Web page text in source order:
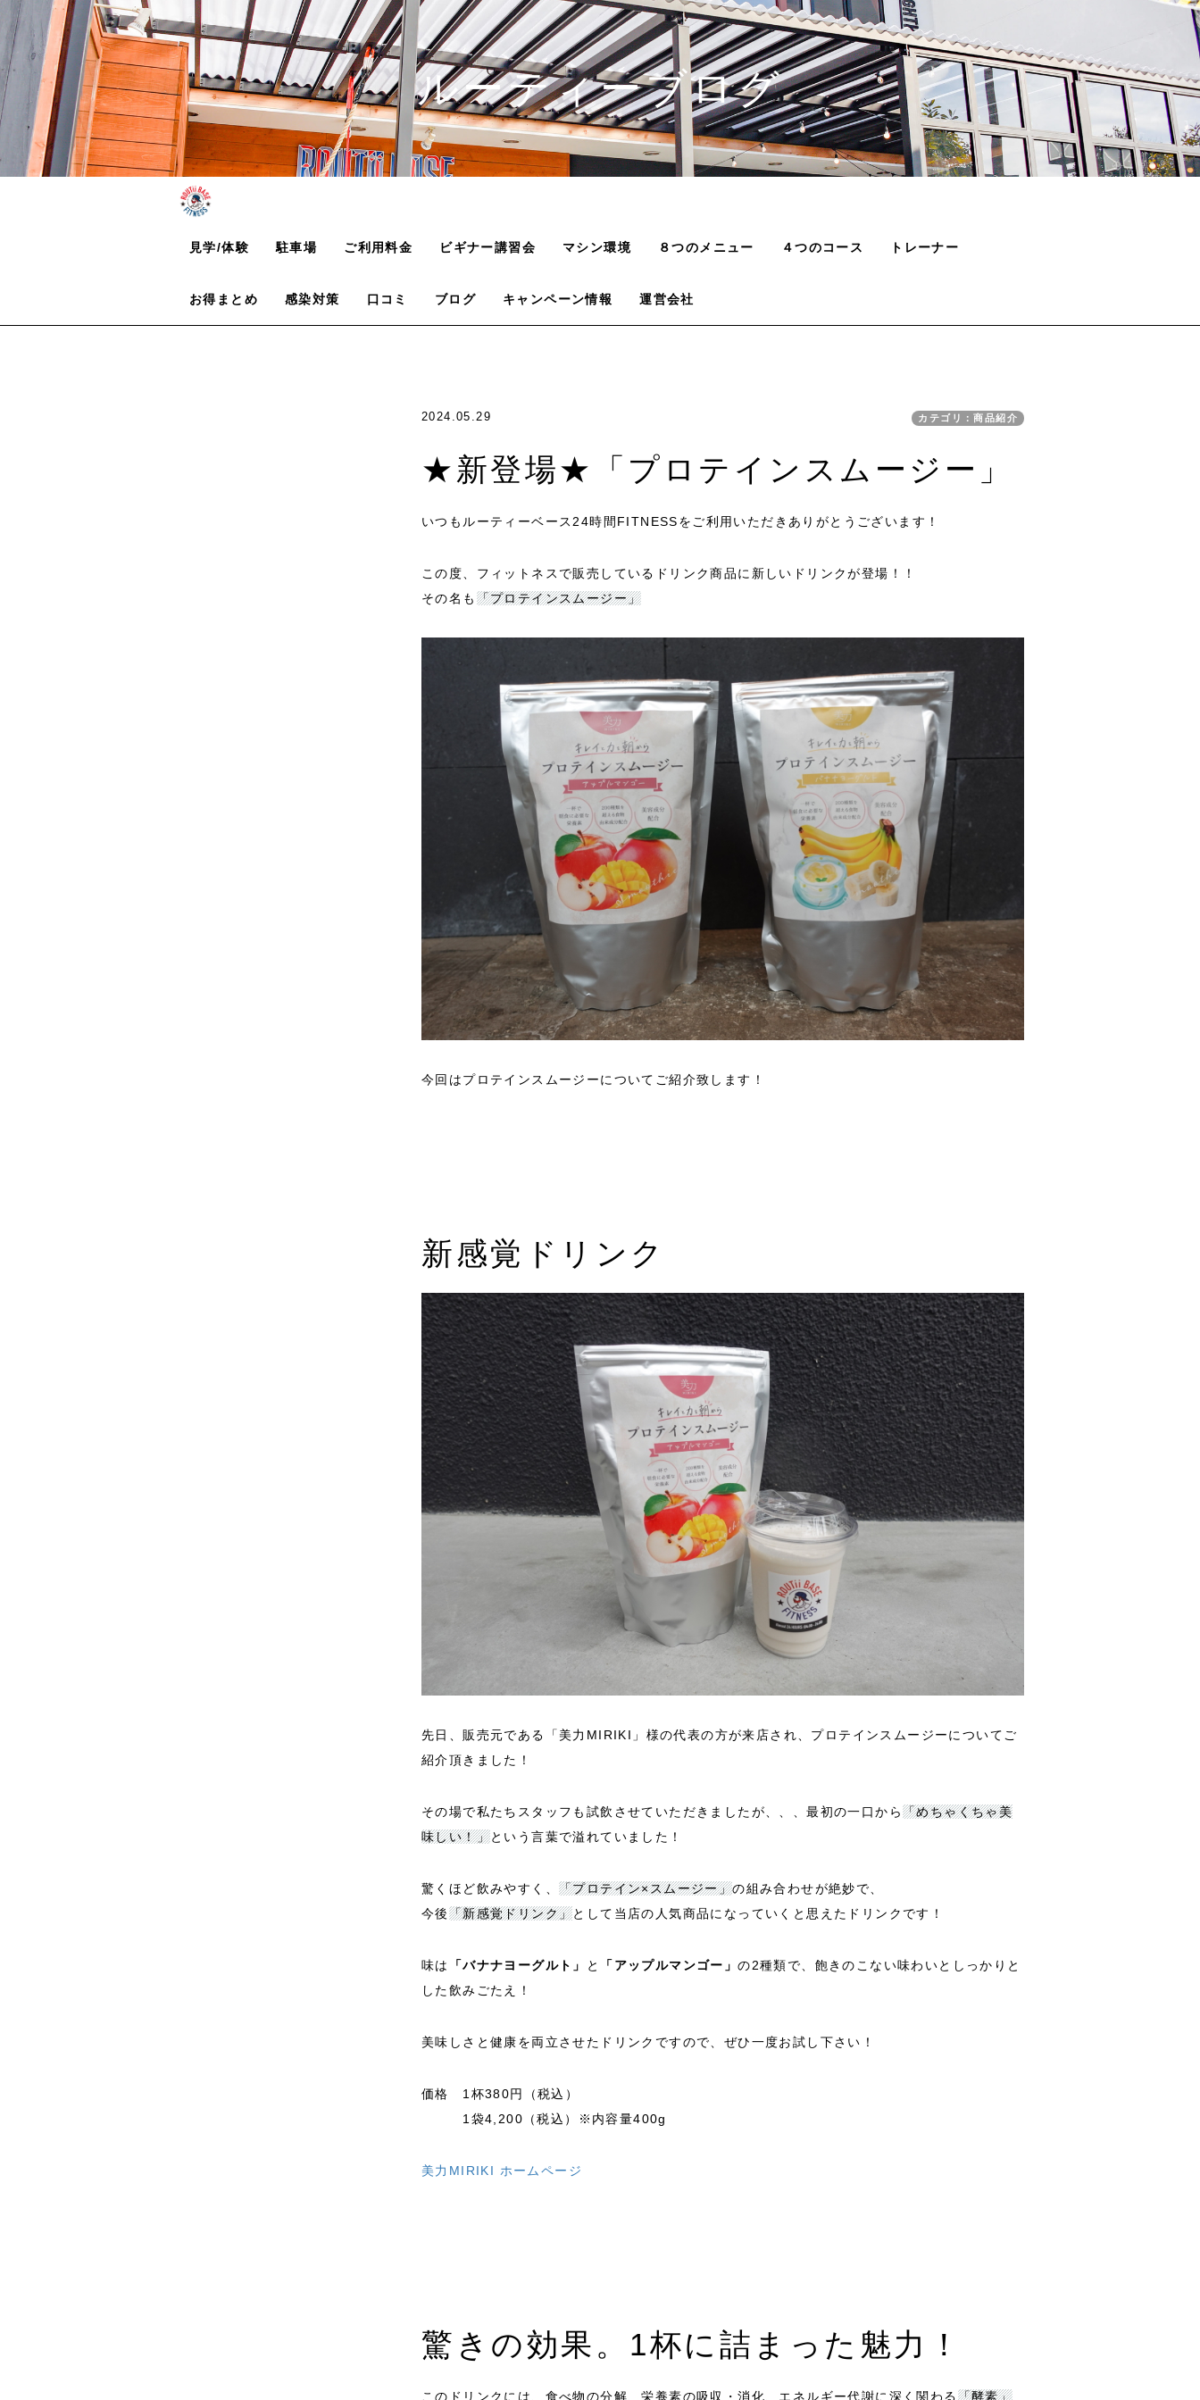
ルーティーブログ
見学/体験 駐車場 ご利用料金 ビギナー講習会 マシン環境 ８つのメニュー ４つのコース トレーナー
お得まとめ 感染対策 口コミ ブログ キャンペーン情報 運営会社
2024.05.29 カテゴリ：商品紹介
★新登場★「プロテインスムージー」
いつもルーティーベース24時間FITNESSをご利用いただきありがとうございます！
この度、フィットネスで販売しているドリンク商品に新しいドリンクが登場！！
その名も 「プロテインスムージー」
今回はプロテインスムージーについてご紹介致します！
新感覚ドリンク
先日、販売元である「美力MIRIKI」様の代表の方が来店され、プロテインスムージーについてご
紹介頂きました！
その場で私たちスタッフも試飲させていただきましたが、、、最初の一口から「めちゃくちゃ美
味しい！」という言葉で溢れていました！
驚くほど飲みやすく、 「プロテイン×スムージー」の組み合わせが絶妙で、
今後「新感覚ドリンク」として当店の人気商品になっていくと思えたドリンクです！
味は 「バナナヨーグルト」 と 「アップルマンゴー」の2種類で、飽きのこない味わいとしっかりと
した飲みごたえ！
美味しさと健康を両立させたドリンクですので、ぜひ一度お試し下さい！
価格 1杯380円（税込）
1袋4,200（税込）※内容量400g
美力MIRIKI ホームページ
驚きの効果。1杯に詰まった魅力！
このドリンクには、食べ物の分解、栄養素の吸収・消化、エネルギー代謝に深く関わる「酵素」